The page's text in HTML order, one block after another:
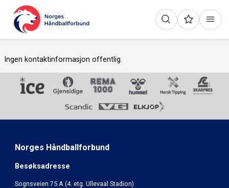
Ingen kontaktinformasjon offentlig.
Norges Håndballforbund
Besøksadresse
Sognsveien 75 A (4. etg. Ullevaal Stadion)